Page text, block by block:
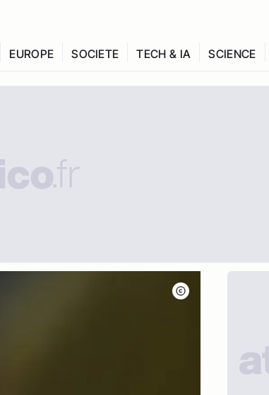
EUROPE SOCIETE TECH & IA SCIENCE